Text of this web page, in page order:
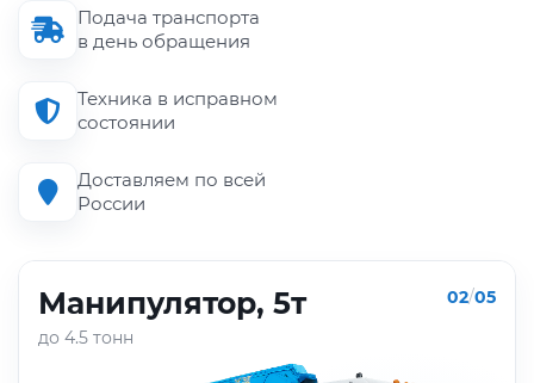
Подача транспорта
в день обращения
Техника в исправном
состоянии
Доставляем по всей
России
Манипулятор, 5т
до 4.5 тонн
02/05